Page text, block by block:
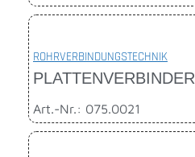
ROHRVERBINDUNGSTECHNIK
PLATTENVERBINDER
Art.-Nr.: 075.0021